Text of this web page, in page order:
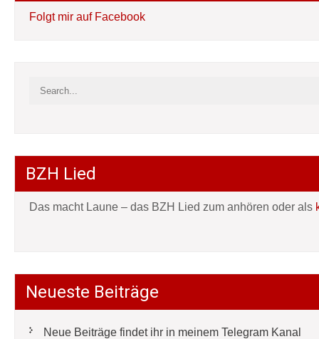
Folgt mir auf Facebook
BZH Lied
Das macht Laune – das BZH Lied zum anhören oder als
Neueste Beiträge
Neue Beiträge findet ihr in meinem Telegram Kanal